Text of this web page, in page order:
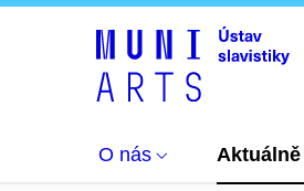
O nás Aktuálně